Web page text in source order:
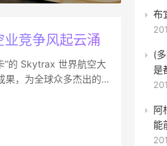
竞争风起云涌
”的 Skytrax 世界航空大
果，为全球众多杰出的
布
(
是
阿
能